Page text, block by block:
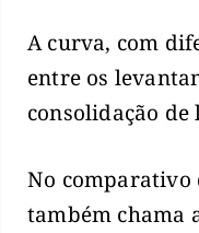
A curva, com
entre os
consolidação de
No comparativo
também chama